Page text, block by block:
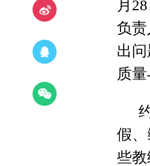
月
负
出
质
假
些